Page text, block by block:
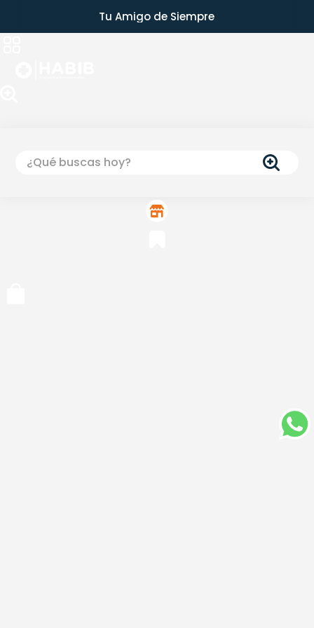
Tu Amigo de Siempre
¿Qué buscas hoy?